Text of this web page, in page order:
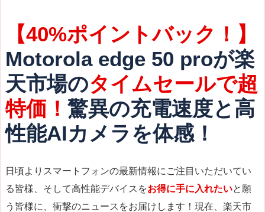
【40%ポイントバック！】
Motorola edge 50 proが楽
天市場のタイムセールで超
特価！ 驚異の充電速度と高
性能AIカメラを体感！
日頃よりスマートフォンの最新情報にご注目いただいてい
る皆様、そして高性能デバイスをお得に手に入れたいと願
う皆様に、衝撃のニュースをお届けします！現在、楽天市